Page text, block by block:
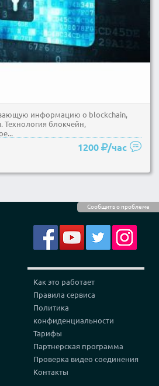
Сообщить о проблеме
информацию о blockchain,
Технология блокчейн,
1200 /час
Как это работает
Правила сервиса
Политика
конфиденциальности
Тарифы
Партнерская программа
Проверка видео соединения
Контакты